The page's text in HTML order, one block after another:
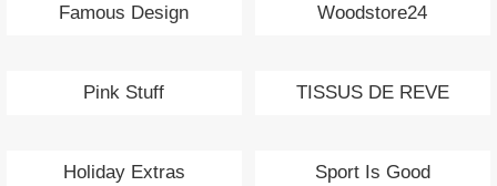
Famous Design Woodstore24
Pink Stuff TISSUS DE REVE
Holiday Extras Sport Is Good